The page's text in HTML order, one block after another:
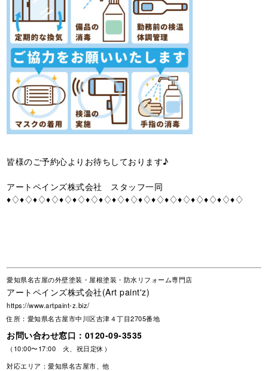
皆様のご予約心よりお待ちしております♪
アートペインズ株式会社 スタッフ一同
♦♢♦♢♦♢♦♢♦♢♦♢♦♢♦♢♦♢♦♢♦♢♦♢♦♢♦♢♦♢♦♢♦♢♦♢
愛知県名古屋の外壁塗装・屋根塗装・防水リフォーム専門店
アートペインズ株式会社(Art paint'z)
https://www.artpaint-z.biz/
住所：愛知県名古屋市中川区吉津４丁目2705番地
お問い合わせ窓口： 0120-09-3535
（10:00〜17:00 火、祝日定休）
対応エリア：愛知県名古屋市、他